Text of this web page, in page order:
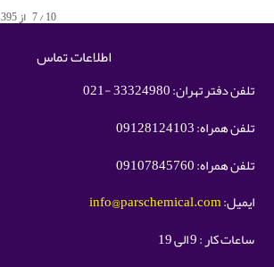
7/10 از395
اطلاعات تماس
تلفن دفتر تهران: 33324980 -021
تلفن همراه: 09128124103
تلفن همراه: 09107845760
ایمیل:info@parschemical.com
ساعات کار : 9 الی 19